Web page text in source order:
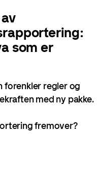
som er
forenkler regler og
med ny pakke.
fremover?